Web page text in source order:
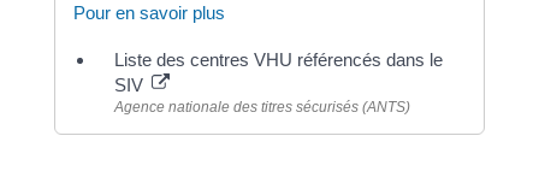
Pour en savoir plus
Liste des centres VHU référencés dans le
SIV
Agence nationale des titres sécurisés (ANTS)